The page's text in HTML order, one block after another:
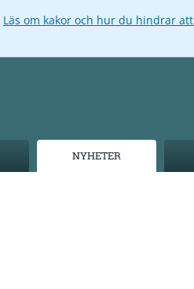
Läs om kakor och hur du hindrar
NYHETER